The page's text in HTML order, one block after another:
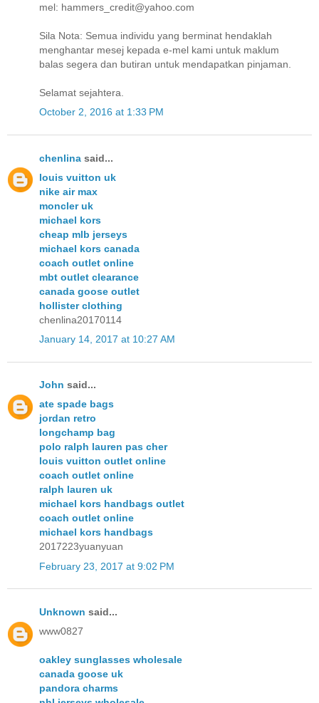
mel: hammers_credit@yahoo.com
Sila Nota: Semua individu yang berminat hendaklah
menghantar mesej kepada e-mel kami untuk maklum
balas segera dan butiran untuk mendapatkan pinjaman.
Selamat sejahtera.
October 2, 2016 at 1:33 PM
chenlina said...
louis vuitton uk
nike air max
moncler uk
michael kors
cheap mlb jerseys
michael kors canada
coach outlet online
mbt outlet clearance
canada goose outlet
hollister clothing
chenlina20170114
January 14, 2017 at 10:27 AM
John said...
ate spade bags
jordan retro
longchamp bag
polo ralph lauren pas cher
louis vuitton outlet online
coach outlet online
ralph lauren uk
michael kors handbags outlet
coach outlet online
michael kors handbags
2017223yuanyuan
February 23, 2017 at 9:02 PM
Unknown said...
www0827
oakley sunglasses wholesale
canada goose uk
pandora charms